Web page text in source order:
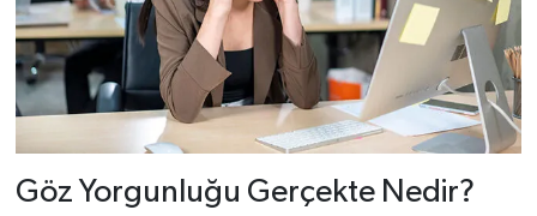
Göz Yorgunluğu Gerçekte Nedir?